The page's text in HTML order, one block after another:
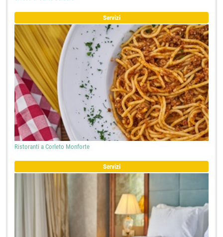
Servizi
Ristoranti a Corleto Monforte
Servizi